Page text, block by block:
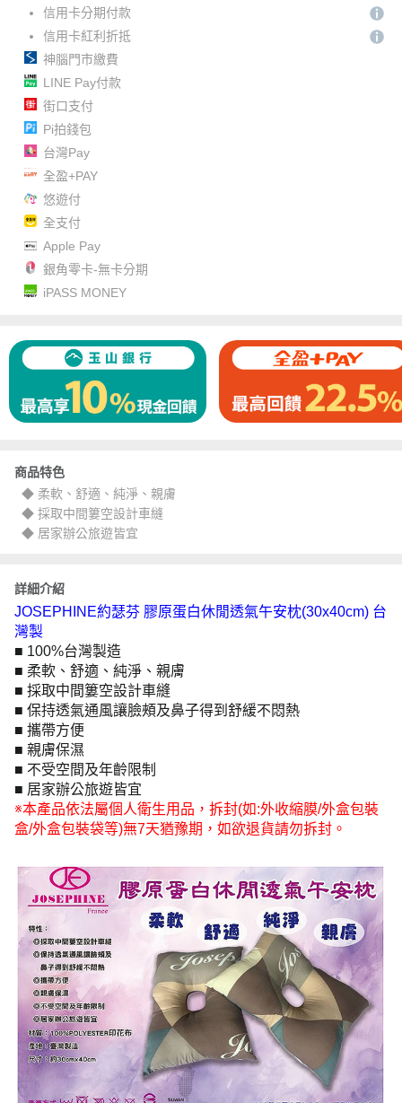
信用卡分期付款
信用卡紅利折抵
神腦門市繳費
LINE Pay付款
街口支付
Pi拍錢包
台灣Pay
全盈+PAY
悠遊付
全支付
Apple Pay
銀角零卡-無卡分期
iPASS MONEY
商品特色
◆ 柔軟、舒適、純淨、親膚
◆ 採取中間簍空設計車縫
◆ 居家辦公旅遊皆宜
詳細介紹
JOSEPHINE約瑟芬 膠原蛋白休閒透氣午安枕(30x40cm) 台
灣製
■ 100%台灣製造
■ 柔軟、舒適、純淨、親膚
■ 採取中間簍空設計車縫
■ 保持透氣通風讓臉頰及鼻子得到舒緩不悶熱
■ 攜帶方便
■ 親膚保濕
■ 不受空間及年齡限制
■ 居家辦公旅遊皆宜
※本產品依法屬個人衛生用品，拆封(如:外收縮膜/外盒包裝
盒/外盒包裝袋等)無7天猶豫期，如欲退貨請勿拆封。